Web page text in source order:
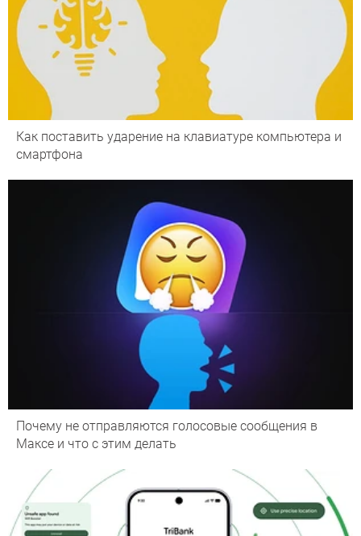
Как поставить ударение на клавиатуре компьютера и
смартфона
Почему не отправляются голосовые сообщения в
Максе и что с этим делать